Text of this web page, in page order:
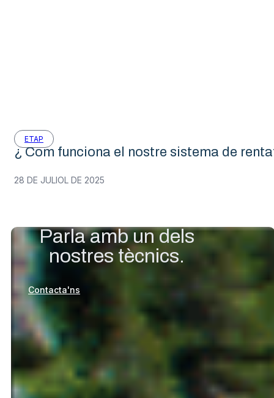
Ilerdagua gestió i serveis
ETAP
¿ Com funciona el nostre sistema de
28 DE JULIOL DE 2025
Parla amb un dels
nostres tècnics.
Contacta'ns